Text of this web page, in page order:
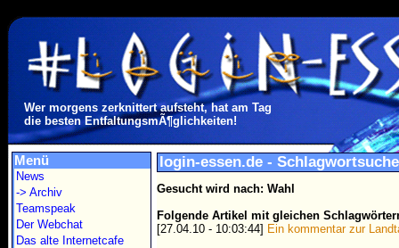
Wer morgens zerknittert aufsteht, hat am Tag
die besten EntfaltungsmÃ¶glichkeiten!
Menü
News
-> Archiv
Teamspeak
Der Webchat
Das alte Internetcafe
login-essen.de - Schlagwortsuche
Gesucht wird nach: Wahl
Folgende Artikel mit gleichen
[27.04.10 - 10:03:44] Ein kommentar zur